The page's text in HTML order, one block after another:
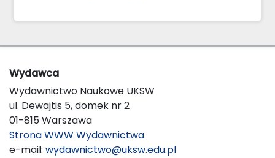
Wydawca
Wydawnictwo Naukowe UKSW
ul. Dewajtis 5, domek nr 2
01-815 Warszawa
Strona WWW Wydawnictwa
e-mail: wydawnictwo@uksw.edu.pl